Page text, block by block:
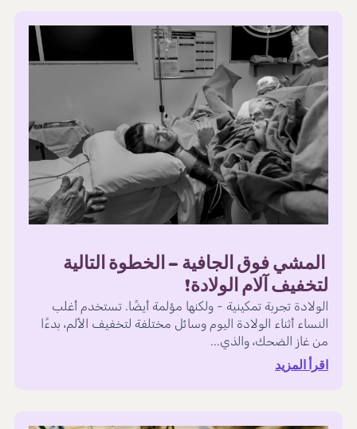
المشي فوق الجافية – الخطوة التالية
لتخفيف آلام الولادة!
الولادة تجربة تمكينية - ولكنها مؤلمة أيضًا. تستخدم أغلب
النساء أثناء الولادة اليوم وسائل مختلفة لتخفيف الألم، بدءًا
من غاز الضحك، والذي...
اقرأ المزيد